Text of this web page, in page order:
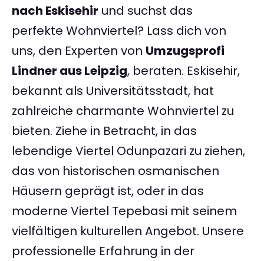
nach Eskisehir und suchst das
perfekte Wohnviertel? Lass dich von
uns, den Experten von Umzugsprofi
Lindner aus Leipzig, beraten. Eskisehir,
bekannt als Universitätsstadt, hat
zahlreiche charmante Wohnviertel zu
bieten. Ziehe in Betracht, in das
lebendige Viertel Odunpazari zu ziehen,
das von historischen osmanischen
Häusern geprägt ist, oder in das
moderne Viertel Tepebasi mit seinem
vielfältigen kulturellen Angebot. Unsere
professionelle Erfahrung in der